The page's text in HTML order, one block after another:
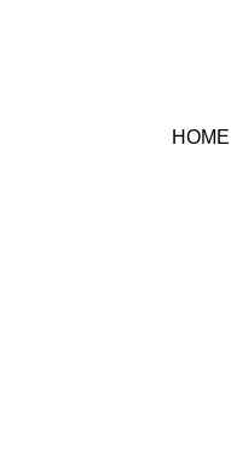
HOME